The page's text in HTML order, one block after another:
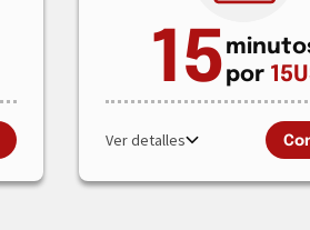
15por 15
Ver detalles